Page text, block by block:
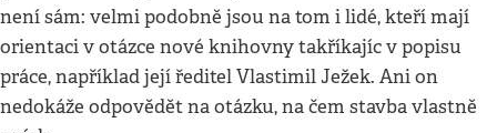
není sám: velmi podobně jsou na tom i lidé, kteří mají
orientaci v otázce nové knihovny takříkajíc v popisu
práce, například její ředitel Vlastimil Ježek. Ani on
nedokáže odpovědět na otázku, na čem stavba vlastně